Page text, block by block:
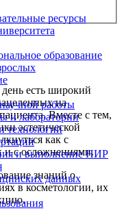
ресурсы
образование
работы
и лаборатории
технологий
и выполнение НИР
данных
есть широкий
на
Вместе с тем,
эстетической
как с
и с осложнениями.
знаний о
в косметологии, их